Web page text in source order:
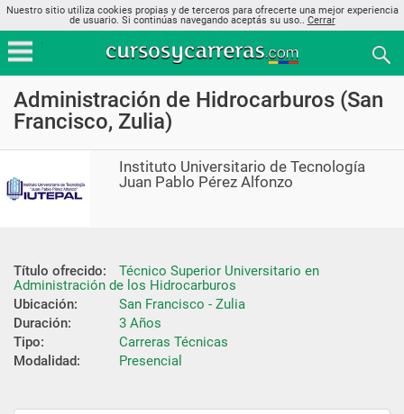
Nuestro sitio utiliza cookies propias y de terceros para ofrecerte una mejor experiencia
de usuario. Si continúas navegando aceptás su uso.. Cerrar
Administración de Hidrocarburos (San
Francisco, Zulia)
Instituto Universitario de Tecnología
Juan Pablo Pérez Alfonzo
Título ofrecido:
Técnico Superior Universitario en
Administración de los Hidrocarburos
Ubicación:
San Francisco - Zulia
Duración:
3 Años
Tipo:
Carreras Técnicas
Modalidad:
Presencial